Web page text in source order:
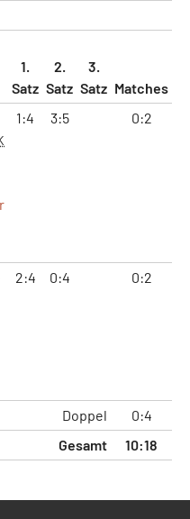
1.
Satz
2.
Satz
3.
Satz Matches
1:4 3:5 0:2
2:4 0:4 0:2
Doppel 0:4
Gesamt
10:18